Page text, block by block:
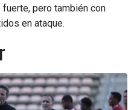
pero también con
en ataque.